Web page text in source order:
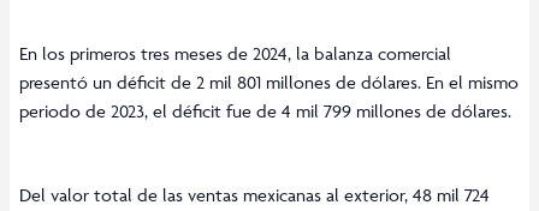
En los primeros tres meses de 2024, la balanza comercial
presentó un déficit de 2 mil 801 millones de dólares. En el mismo
periodo de 2023, el déficit fue de 4 mil 799 millones de dólares.
Del valor total de las ventas mexicanas al exterior, 48 mil 724